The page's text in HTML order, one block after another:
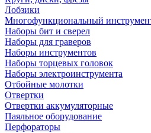
Лобзики
Многофункциональный
Наборы бит и сверел
Наборы для граверов
Наборы инструментов
Наборы торцевых головок
Наборы электроинструмента
Отбойные молотки
Отвертки
Отвертки аккумуляторные
Паяльное оборудование
Перфораторы